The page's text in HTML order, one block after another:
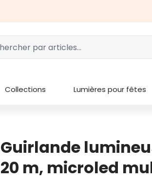
Collections Lumières pour fêtes
Guirlande
20 m, microled